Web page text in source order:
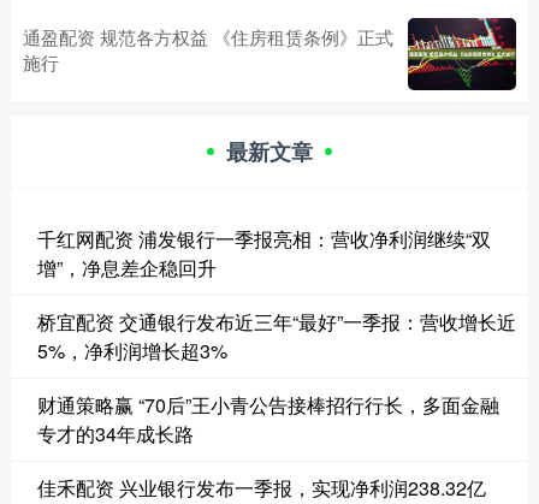
通盈配资 规范各方权益 《住房租赁条例》正式
施行
最新文章
千红网配资 浦发银行一季报亮相：营收净利润继续“双
增”，净息差企稳回升
桥宜配资 交通银行发布近三年“最好”一季报：营收增长近
5%，净利润增长超3%
财通策略赢 “70后”王小青公告接棒招行行长，多面金融
专才的34年成长路
佳禾配资 兴业银行发布一季报，实现净利润238.32亿